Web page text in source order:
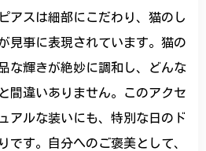
アスは細部にこだわり、猫のし
見事に表現されています。猫の
な輝きが絶妙に調和し、どんな
間違いありません。このアクセ
アルな装いにも、特別な日のド
です。自分へのご褒美として、